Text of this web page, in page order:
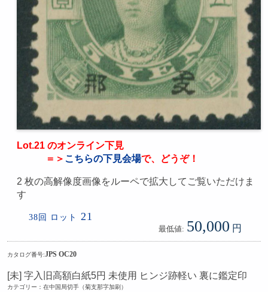
Lot.21 のオンライン下見
＝＞ こちらの下見会場で、どうぞ！
2 枚の高解像度画像をルーペで拡大してご覧いただけま
す
38回 ロット 21
最低値: 50,000 円
カタログ番号:JPS OC20
[未] 字入旧高額白紙5円 未使用 ヒンジ跡軽い 裏に鑑定印
カテゴリー：在中国局切手（菊支那字加刷）